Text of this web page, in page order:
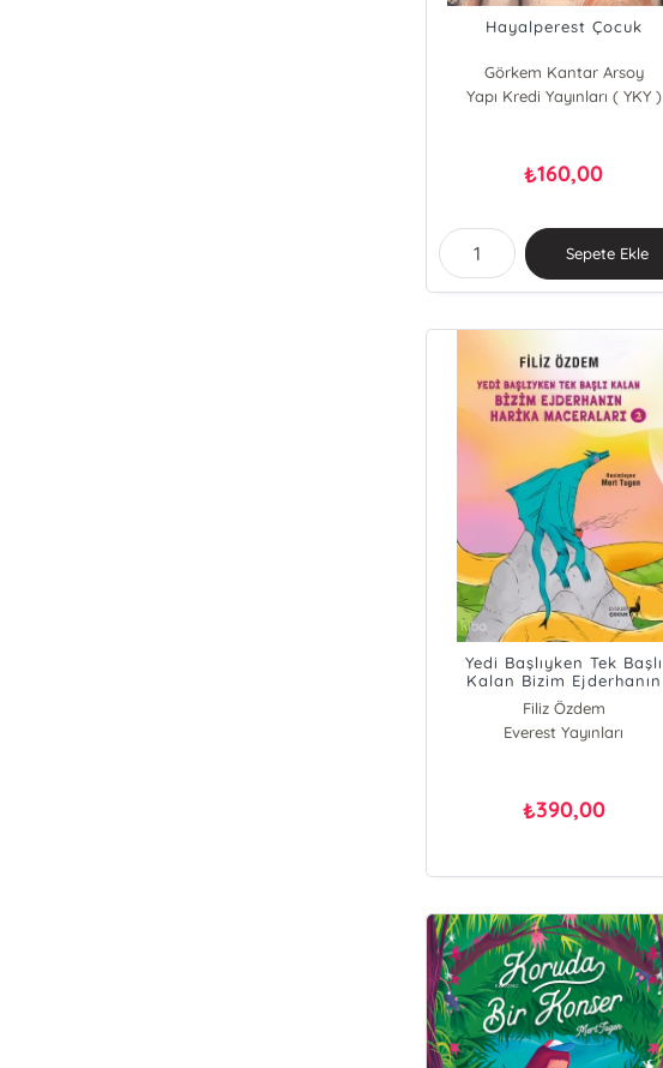
Hayalperest Çocuk
Görkem Kantar Arsoy
Yapı Kredi Yayınları ( YKY )
₺160,00
Sepete Ekle
Yedi Başlıyken Tek Başlı
Kalan Bizim Ejderhanın
Harika Maceraları 2
Filiz Özdem
Everest Yayınları
₺390,00